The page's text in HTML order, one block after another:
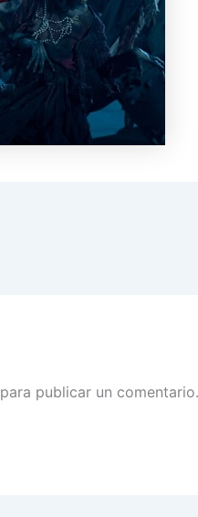
para publicar un comentario.